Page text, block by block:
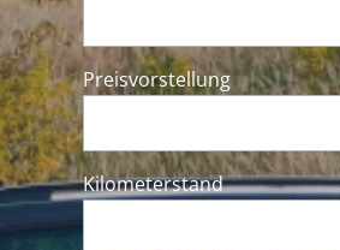
Preisvorstellung
Kilometerstand